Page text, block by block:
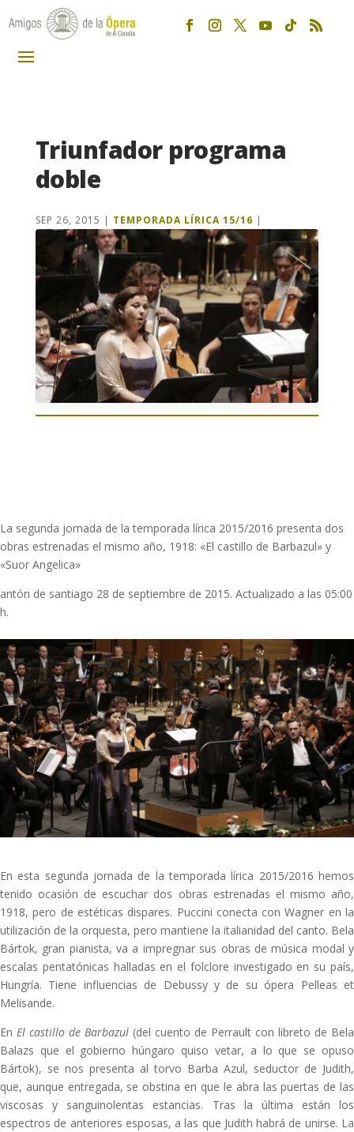
Triunfador programa
doble
SEP 26, 2015 | TEMPORADA LÍRICA 15/16 |
La segunda jornada de la temporada lírica 2015/2016 presenta dos
obras estrenadas el mismo año, 1918: «El castillo de Barbazul» y
«Suor Angelica»
antón de santiago 28 de septiembre de 2015. Actualizado a las 05:00
h.
En esta segunda jornada de la temporada lírica 2015/2016 hemos
tenido ocasión de escuchar dos obras estrenadas el mismo año,
1918, pero de estéticas dispares. Puccini conecta con Wagner en la
utilización de la orquesta, pero mantiene la italianidad del canto. Bela
Bártok, gran pianista, va a impregnar sus obras de música modal y
escalas pentatónicas halladas en el folclore investigado en su país,
Hungría. Tiene influencias de Debussy y de su ópera Pelleas et
Melisande.
En El castillo de Barbazul (del cuento de Perrault con libreto de Bela
Balazs que el gobierno húngaro quiso vetar, a lo que se opuso
Bártok), se nos presenta al torvo Barba Azul, seductor de Judith,
que, aunque entregada, se obstina en que le abra las puertas de las
viscosas y sanguinolentas estancias. Tras la última están los
espectros de anteriores esposas, a las que Judith habrá de unirse. La